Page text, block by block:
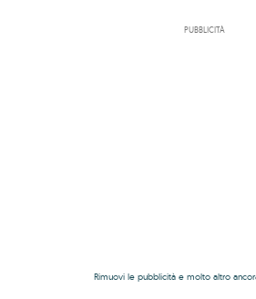
PUBBLICITÀ
Rimuovi le pubblicità e molto altro